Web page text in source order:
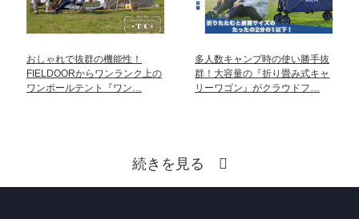
おしゃれで抜群の機能性！
FIELDOORからワンランク上の
ワンポールテント『ワン…
多人数キャンプ時の使い勝手抜
群！大容量の『折り畳み式キャ
リーワゴン』がクラウドフ…
続きを見る